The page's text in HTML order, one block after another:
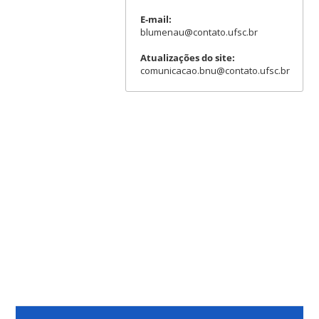
E-mail:
blumenau@contato.ufsc.br
Atualizações do site:
comunicacao.bnu@contato.ufsc.br